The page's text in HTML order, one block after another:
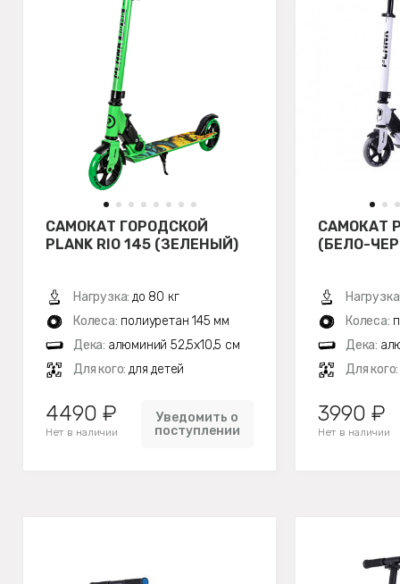
САМОКАТ ГОРОДСКОЙ
PLANK RIO 145 (ЗЕЛЕНЫЙ)
Нагрузка: до 80 кг
Колеса: полиуретан 145 мм
Дека: алюминий 52,5х10,5 см
Для кого: для детей
4490 ₽
Нет в наличии
Уведомить о
поступлении
САМОКАТ
(БЕЛО-
Колеса:
Дека:
Для кого:
3990 ₽
Нет в наличии